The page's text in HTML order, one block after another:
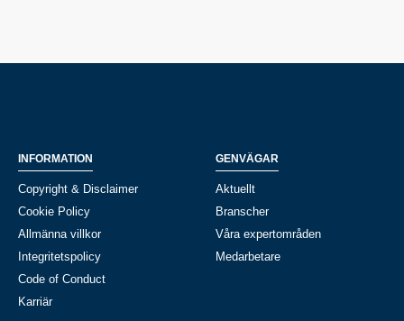
INFORMATION
Copyright & Disclaimer
Cookie Policy
Allmänna villkor
Integritetspolicy
Code of Conduct
Karriär
GENVÄGAR
Aktuellt
Branscher
Våra expertområden
Medarbetare